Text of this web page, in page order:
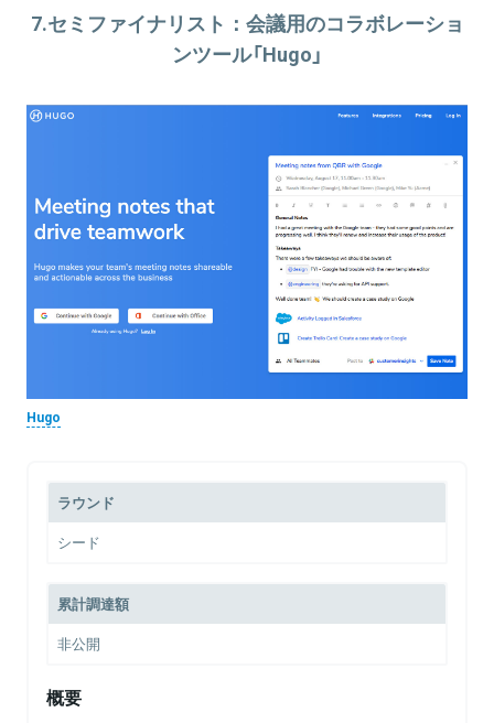
7.セミファイナリスト：会議用のコラボレーショ
ンツール「Hugo」
Hugo
ラウンド
シード
累計調達額
非公開
概要